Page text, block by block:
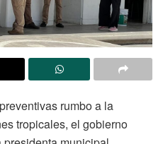
rumbo a la
tropicales, el gobierno